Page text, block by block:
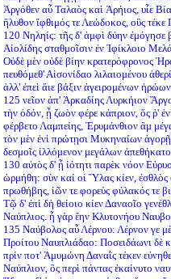
Ἀργόθεν αὖ Ταλαὸς καὶ Ἀρήιος, υἷε
ἤλυθον ἴφθιμός τε Λεώδοκος, οὓς
120 Νηληίς: τῆς δ' ἀμφὶ δύην ἐμόγησε
Αἰολίδης σταθμοῖσιν ἐν Ἰφίκλοιο
Οὐδὲ μὲν οὐδὲ βίην κρατερόφρονος
πευθόμεθ' Αἰσονίδαο λιλαιομένου
ἀλλ' ἐπεὶ ἄιε βάξιν ἀγειρομένων
125 νεῖον ἀπ' Ἀρκαδίης Λυρκήιον
τὴν ὁδόν, ᾗ ζωὸν φέρε κάπριον, ὅς ῥ'
φέρβετο Λαμπείης, Ἐρυμάνθιον ἂμ
τὸν μὲν ἐνὶ πρώτῃσι Μυκηναίων
δεσμοῖς ἰλλόμενον μεγάλων
130 αὐτὸς δ' ᾗ ἰότητι παρὲκ νόον
ὡρμήθη: σὺν καί οἱ Ὕλας κίεν,
πρωθήβης, ἰῶν τε φορεὺς φύλακός τε
Τῷ δ' ἐπὶ δὴ θείοιο κίεν Δαναοῖο
Ναύπλιος. ἦ γὰρ ἔην Κλυτονήου
135 Ναύβολος αὖ Λέρνου: Λέρνον γε
Προίτου Ναυπλιάδαο: Ποσειδάωνι δὲ
πρίν ποτ' Ἀμυμώνη Δαναῒς τέκεν
Ναύπλιον, ὃς περὶ πάντας ἐκαίνυτο